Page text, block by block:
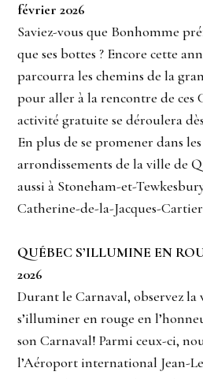
février 2026
Saviez-vous que Bonhomme
que ses bottes ? Encore cette
parcourra les chemins de la
pour aller à la rencontre de ces
activité gratuite se déroulera
En plus de se promener dans
arrondissements de la ville de
aussi à Stoneham-et-
Catherine-de-la-Jacques-
QUÉBEC S’ILLUMINE EN
2026
Durant le Carnaval, observez la
s’illuminer en rouge en
son Carnaval! Parmi ceux-ci,
l’Aéroport international Jean-